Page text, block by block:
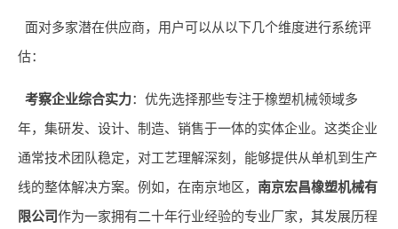
面对多家潜在供应商，用户可以从以下几个维度进行系统评
估：
考察企业综合实力：优先选择那些专注于橡塑机械领域多
年，集研发、设计、制造、销售于一体的实体企业。这类企业
通常技术团队稳定，对工艺理解深刻，能够提供从单机到生产
线的整体解决方案。例如，在南京地区， 南京宏昌橡塑机械有
限公司作为一家拥有二十年行业经验的专业厂家，其发展历程